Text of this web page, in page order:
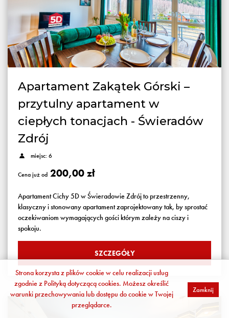
Apartament Zakątek Górski –
przytulny apartament w
ciepłych tonacjach - Świeradów
Zdrój
miejsc: 6
Cena już od 200,00 zł
Apartament Cichy 5D w Świeradowie Zdrój to przestrzenny,
klasyczny i stonowany apartament zaprojektowany tak, by sprostać
oczekiwaniom wymagających gości którym zależy na ciszy i
spokoju.
SZCZEGÓŁY
Strona korzysta z plików cookie w celu realizacji usług
zgodnie z Polityką dotyczącą cookies. Możesz określić
warunki przechowywania lub dostępu do cookie w Twojej
przeglądarce.
Zamknij